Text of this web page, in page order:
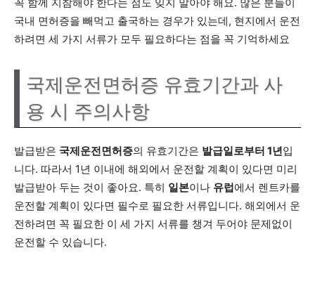
국내 면허증을 빼먹고 출국하는 경우가 있는데, 현지에서 운전
하려면 세 가지 서류가 모두 필요하다는 점을 꼭 기억하세요
국제운전면허증 유효기간과 사
용 시 주의사항
발급받은 국제운전면허증의 유효기간은 발급일로부터 1년입
니다. 따라서 1년 이내에 해외에서 운전할 계획이 있다면 미리
발급받아 두는 것이 좋아요. 특히 일본이나 유럽에서 렌트카를
운전할 계획이 있다면 필수로 필요한 서류입니다. 해외에서 운
전하려면 꼭 필요한 이 세 가지 서류를 챙겨 두어야 문제없이
운전할 수 있습니다.